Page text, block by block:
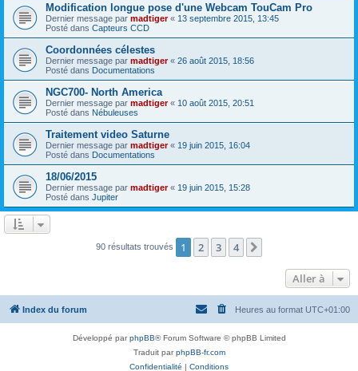
Modification longue pose d'une Webcam TouCam Pro
Dernier message par madtiger« 13 septembre 2015, 13:45
Posté dans Capteurs CCD
Coordonnées célestes
Dernier message par madtiger« 26 août 2015, 18:56
Posté dans Documentations
NGC700- North America
Dernier message par madtiger« 10 août 2015, 20:51
Posté dans Nébuleuses
Traitement video Saturne
Dernier message par madtiger« 19 juin 2015, 16:04
Posté dans Documentations
18/06/2015
Dernier message par madtiger« 19 juin 2015, 15:28
Posté dans Jupiter
90 résultats trouvés 1 2 3 4
Aller à
Index du forum Heures au format UTC+01:00
Développé parphpBB® Forum Software © phpBB Limited
Traduit parphpBB-fr.com
Confidentialité | Conditions